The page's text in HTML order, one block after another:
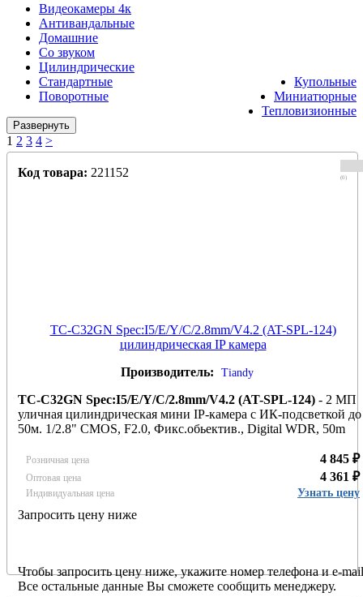
Видеокамеры 4к
Антивандальные
Домашние
Со звуком
Цилиндрические
Купольные
Стандартные
Миниатюрные
Поворотные
Тепловизионные
Развернуть
1 2 3 4 >
Код товара: 221152 (0)
TC-C32GN Spec:I5/E/Y/C/2.8mm/V4.2 (AT-SPL-124)
цилиндрическая IP камера
Производитель:
Tiandy
TC-C32GN Spec:I5/E/Y/C/2.8mm/V4.2 (AT-SPL-124) - 2 МП
уличная цилиндрическая мини IP-камера с ИК-подсветкой до
50м. 1/2.8" CMOS, F2.0, Фикс.обьектив., Digital WDR, 50m
макролоновый корпус
Розничная цена 4 845 ₽
Оптовая цена 4 361 ₽
Индивидуальная цена Узнать цену
Запросить цену ниже
Чтобы запросить цену ниже, укажите номер телефона и e-
Все остальные данные Вы сможете сообщить менеджеру.